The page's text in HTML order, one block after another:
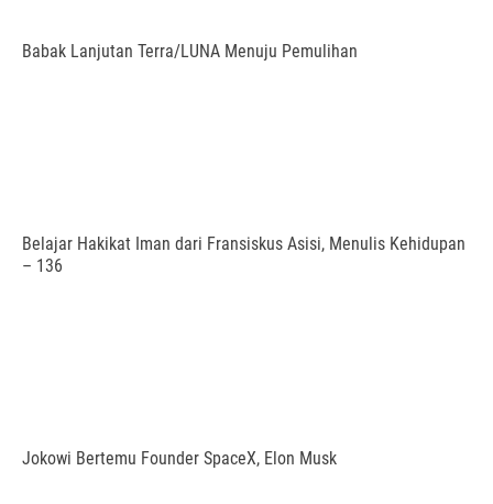
Babak Lanjutan Terra/LUNA Menuju Pemulihan
Belajar Hakikat Iman dari Fransiskus Asisi, Menulis Kehidupan
– 136
Jokowi Bertemu Founder SpaceX, Elon Musk